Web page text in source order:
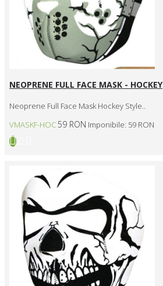
NEOPRENE FULL FACE MASK - HOCKEY
Neoprene Full Face Mask Hockey Style..
VMASKF-HOC 59 RON Imponibile: 59 RON